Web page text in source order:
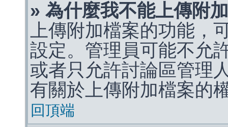
» 為什麼我不能上傳附
上傳附加檔案的功能，
設定。管理員可能不允
或者只允許討論區管理
有關於上傳附加檔案的
回頂端